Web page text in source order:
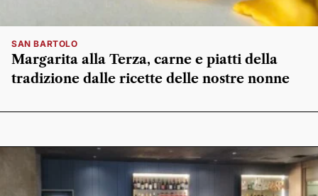
SAN BARTOLO
Margarita alla Terza, carne e piatti della
tradizione dalle ricette delle nostre nonne